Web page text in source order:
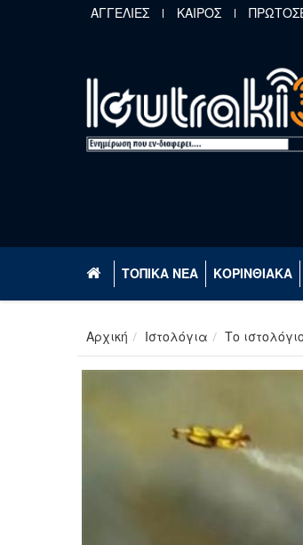
Παράκαμψη προς το κυρίως περιεχόμενο
ΑΓΓΕΛΙΕΣ ΚΑΙΡΟΣ
ΤΟΠΙΚΑ ΝΕΑ ΚΟΡΙΝΘΙΑΚΑ
Αρχική Ιστολόγια Το